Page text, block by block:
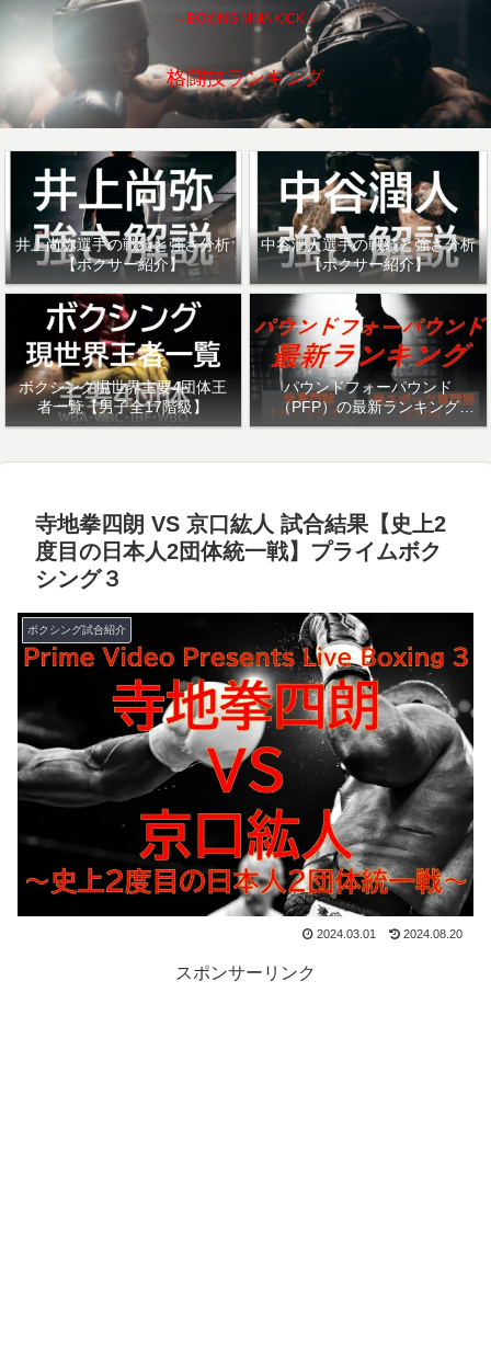
～BOXING MMA KICK～
格闘技ランキング
井上尚弥選手の戦績と強さ分析
【ボクサー紹介】
中谷潤人選手の戦績と強さ分析
【ボクサー紹介】
ボクシング現世界主要4団体王
者一覧【男子全17階級】
パウンドフォーパウンド
（PFP）の最新ランキング
「ザ・リング」・「ESPN」を
寺地拳四朗 VS 京口紘人 試合結果【史上2
度目の日本人2団体統一戦】プライムボク
シング３
ボクシング試合紹介
2024.03.01 2024.08.20
スポンサーリンク